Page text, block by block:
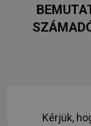
Kérjük,